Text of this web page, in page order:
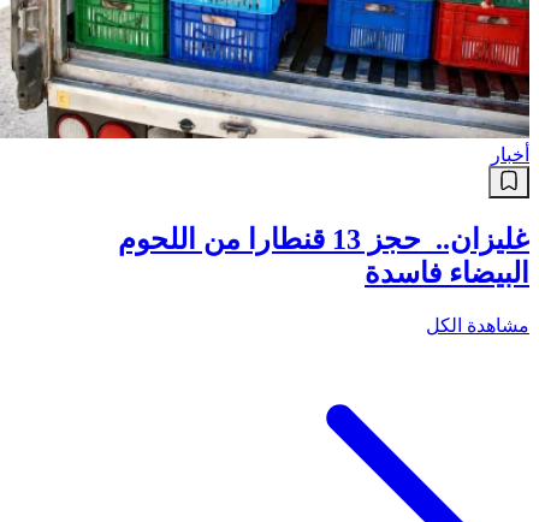
أخبار
غليزان.. حجز 13 قنطارا من اللحوم
البيضاء فاسدة
مشاهدة الكل